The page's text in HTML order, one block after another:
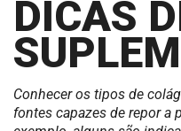
DICAS
Conhecer os tipos de
fontes capazes de repor a